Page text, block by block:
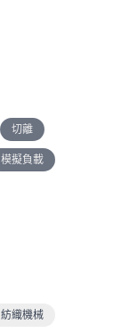
切離
模擬負載
紡織機械